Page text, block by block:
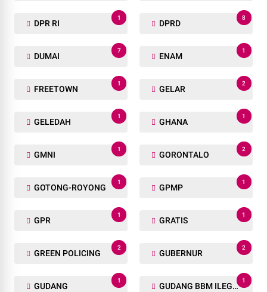
DPR RI
1
DPRD
8
DUMAI
7
ENAM
1
FREETOWN
1
GELAR
2
GELEDAH
1
GHANA
1
GMNI
1
GORONTALO
2
GOTONG-ROYONG
1
GPMP
1
GPR
1
GRATIS
1
GREEN POLICING
2
GUBERNUR
2
GUDANG
1
GUDANG BBM ILEGAL
1